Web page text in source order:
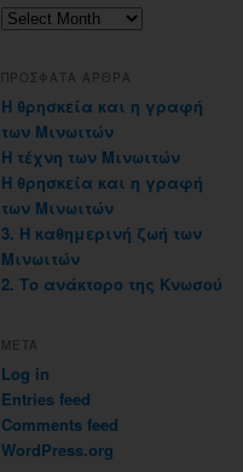
Αρχειοθηκη
ΠΡΟΣΦΑΤΑ ΑΡΘΡΑ
Η θρησκεία και η γραφή
των Μινωιτών
Η τέχνη των Μινωιτών
Η θρησκεία και η γραφή
των Μινωιτών
3. Η καθημερινή ζωή των
Μινωιτών
2. Το ανάκτορο της Κνωσού
META
Log in
Entries feed
Comments feed
WordPress.org